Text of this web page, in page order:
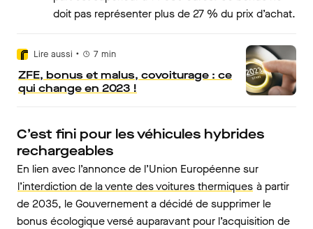
doit pas représenter plus de 27 % du prix d’achat.
Lire aussi • 7 min
ZFE, bonus et malus, covoiturage : ce
qui change en 2023 !
C’est fini pour les véhicules hybrides
rechargeables
En lien avec l’annonce de l’Union Européenne sur
l’interdiction de la vente des voitures thermiques à partir
de 2035, le Gouvernement a décidé de supprimer le
bonus écologique versé auparavant pour l’acquisition de